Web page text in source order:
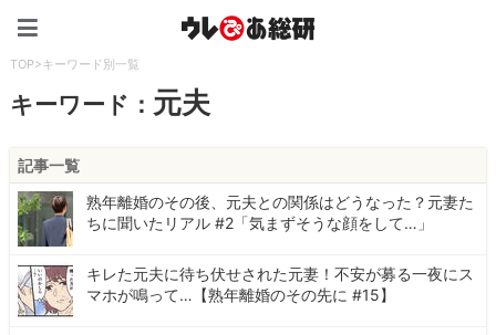
TOP>キーワード別一覧
キーワード： 元夫
記事一覧
熟年離婚のその後、元夫との関係はどうなった？元妻た
ちに聞いたリアル #2「気まずそうな顔をして…」
キレた元夫に待ち伏せされた元妻！不安が募る一夜にス
マホが鳴って…【熟年離婚のその先に #15】